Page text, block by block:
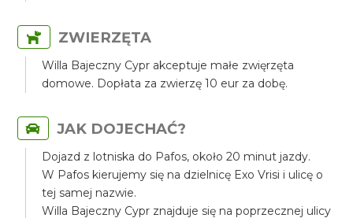
ZWIERZĘTA
Willa Bajeczny Cypr akceptuje małe zwięrzęta
domowe. Dopłata za zwierzę 10 eur za dobę.
JAK DOJECHAĆ?
Dojazd z lotniska do Pafos, około 20 minut jazdy.
W Pafos kierujemy się na dzielnicę Exo Vrisi i ulicę o
tej samej nazwie.
Willa Bajeczny Cypr znajduje się na poprzecznej ulicy